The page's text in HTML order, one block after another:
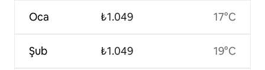
Oca
Şub
₺1.049
₺1.049
17°C
19°C